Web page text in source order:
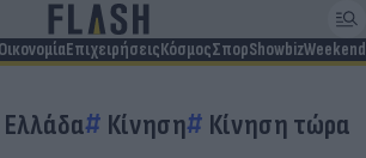
ΟικονομίαΕπιχειρήσειςΚόσμοςΣπορShowbizWeekend
Ελλάδα Κίνηση Κίνηση τώρα